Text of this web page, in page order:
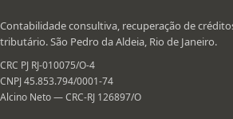
Contabilidade consultiva, recuperação de
tributário. São Pedro da Aldeia, Rio de Janeiro.
CRC PJ RJ-010075/O-4
CNPJ 45.853.794/0001-74
Alcino Neto — CRC-RJ 126897/O